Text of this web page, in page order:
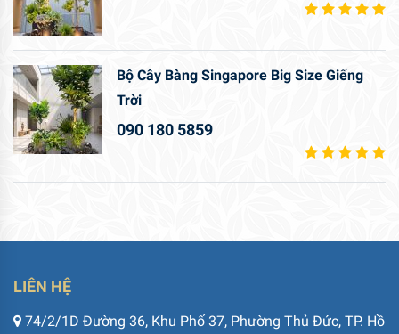
Bộ Cây Bàng Singapore Big Size Giếng
Trời
090 180 5859
LIÊN HỆ
74/2/1D Đường 36, Khu Phố 37, Phường Thủ Đức, TP. Hồ